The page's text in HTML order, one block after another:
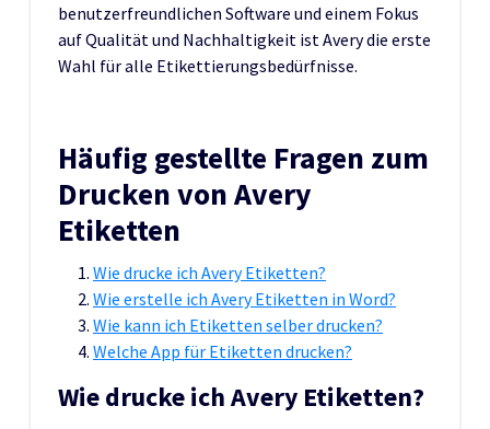
benutzerfreundlichen Software und einem Fokus
auf Qualität und Nachhaltigkeit ist Avery die erste
Wahl für alle Etikettierungsbedürfnisse.
Häufig gestellte Fragen zum
Drucken von Avery
Etiketten
Wie drucke ich Avery Etiketten?
Wie erstelle ich Avery Etiketten in Word?
Wie kann ich Etiketten selber drucken?
Welche App für Etiketten drucken?
Wie drucke ich Avery Etiketten?